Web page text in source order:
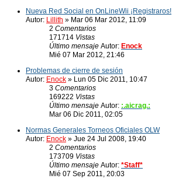
Nueva Red Social en OnLineWii ¡Registraros!
Autor: Lillith » Mar 06 Mar 2012, 11:09
2 Comentarios
171714 Vistas
Último mensaje Autor: Enock
Mié 07 Mar 2012, 21:46
Problemas de cierre de sesión
Autor: Enock » Lun 05 Dic 2011, 10:47
3 Comentarios
169222 Vistas
Último mensaje Autor: :.aicrag.:
Mar 06 Dic 2011, 02:05
Normas Generales Torneos Oficiales OLW
Autor: Enock » Jue 24 Jul 2008, 19:40
2 Comentarios
173709 Vistas
Último mensaje Autor: *Staff*
Mié 07 Sep 2011, 20:03